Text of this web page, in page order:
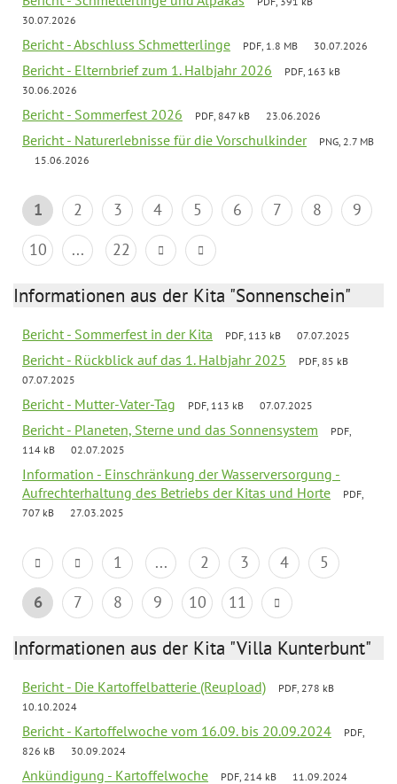
30.07.2026
Bericht - Abschluss Schmetterlinge PDF, 1.8 MB 30.07.2026
Bericht - Elternbrief zum 1. Halbjahr 2026
PDF, 163 kB
30.06.2026
Bericht - Sommerfest 2026 PDF, 847 kB 23.06.2026
Bericht - Naturerlebnisse für die Vorschulkinder
PNG, 2.7 MB
15.06.2026
1 2 3 4 5 6 7 8
9
10
... 22
Informationen aus der Kita "Sonnenschein"
Bericht - Sommerfest in der Kita PDF, 113 kB 07.07.2025
Bericht - Rückblick auf das 1. Halbjahr 2025
PDF, 85 kB
07.07.2025
Bericht - Mutter-Vater-Tag PDF, 113 kB 07.07.2025
Bericht - Planeten, Sterne und das Sonnensystem
PDF,
114 kB
02.07.2025
Information - Einschränkung der Wasserversorgung -
Aufrechterhaltung des Betriebs der Kitas und Horte
PDF,
707 kB
27.03.2025
1 ... 2 3 4
5
6
7 8 9 10 11
Informationen aus der Kita "Villa Kunterbunt"
Bericht - Die Kartoffelbatterie (Reupload)
PDF, 278 kB
10.10.2024
Bericht - Kartoffelwoche vom 16.09. bis 20.09.2024
PDF,
826 kB
30.09.2024
Ankündigung - Kartoffelwoche PDF, 214 kB 11.09.2024